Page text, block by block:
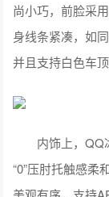
尚小巧，前脸采
身线条紧凑，如
并且支持白色车
内饰上，QQ
“0”压肘托触感柔